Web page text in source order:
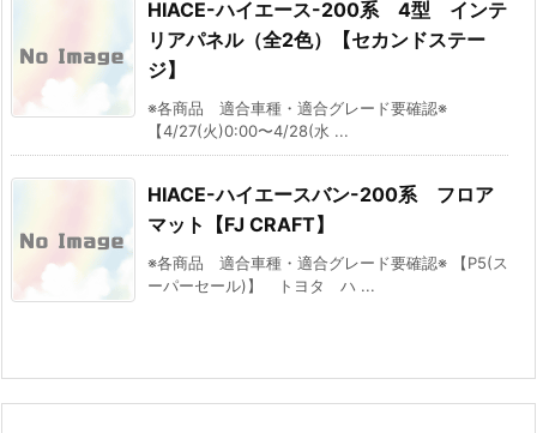
HIACE-ハイエース-200系 4型 インテ
リアパネル（全2色）【セカンドステー
ジ】
※各商品 適合車種・適合グレード要確認※
【4/27(火)0:00〜4/28(水 ...
HIACE-ハイエースバン-200系 フロア
マット【FJ CRAFT】
※各商品 適合車種・適合グレード要確認※ 【P5(ス
ーパーセール)】 トヨタ ハ ...